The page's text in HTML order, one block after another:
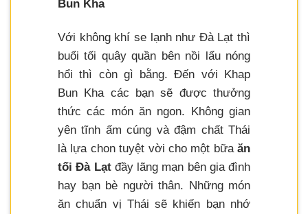
Bun Kha
Với không khí se lạnh như Đà Lạt thì
buổi tối quây quần bên nồi lẩu nóng
hổi thì còn gì bằng. Đến với Khap
Bun Kha các bạn sẽ được thưởng
thức các món ăn ngon. Không gian
yên tĩnh ấm cúng và đậm chất Thái
là lựa chon tuyệt vời cho một bữa ăn
tối Đà Lạtđầy lãng mạn bên gia đình
hay bạn bè người thân. Những món
ăn chuẩn vị Thái sẽ khiến bạn nhớ